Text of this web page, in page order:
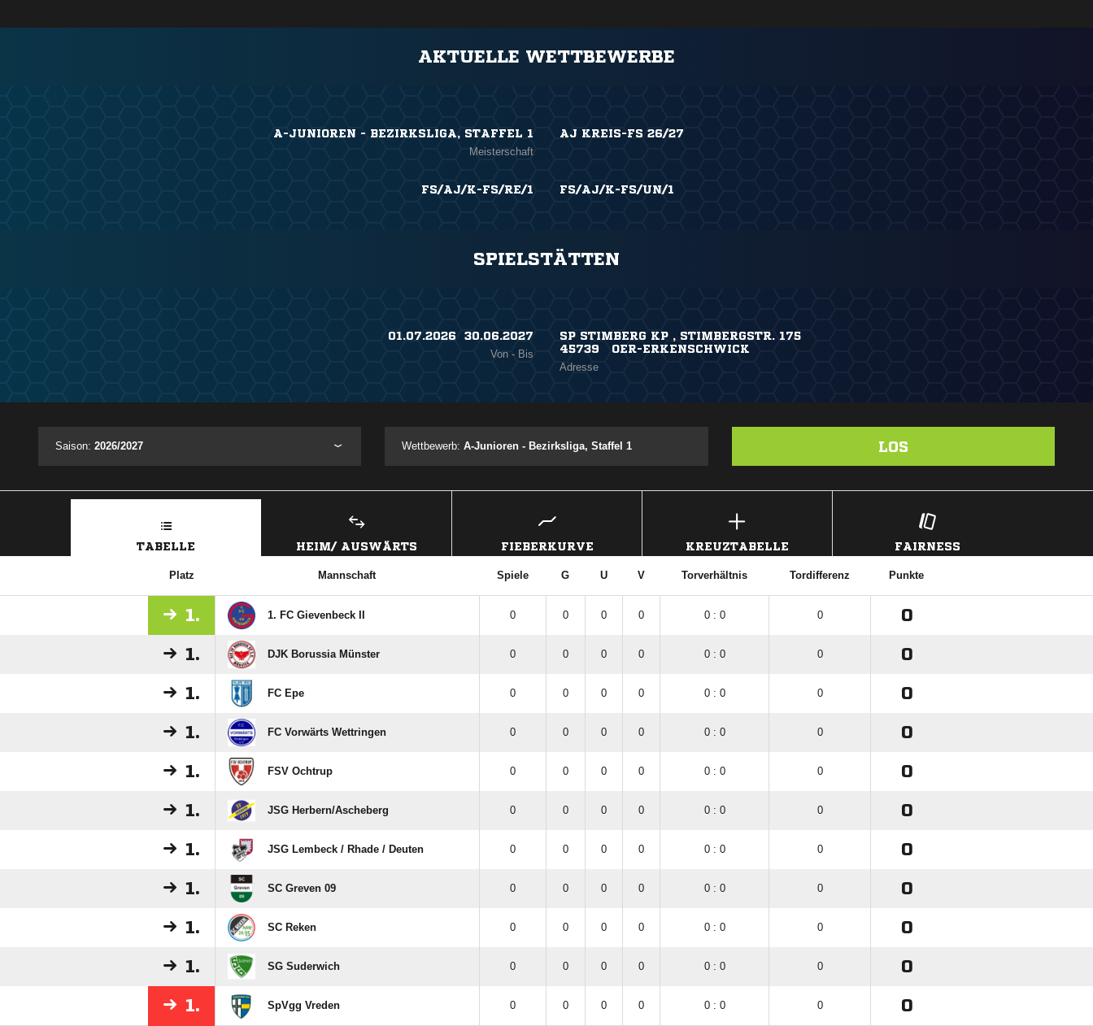
AKTUELLE WETTBEWERBE
A-JUNIOREN - BEZIRKSLIGA, STAFFEL 1
Meisterschaft
AJ KREIS-FS 26/27
FS/AJ/K-FS/RE/1 FS/AJ/K-FS/UN/1
SPIELSTÄTTEN
01.07.2026 ​ 30.06.2027
Von - Bis
SP STIMBERG KP , STIMBERGSTR. 175
45739 OER-ERKENSCHWICK
Adresse
Saison: 2026/2027 Wettbewerb:A-Junioren - Bezirksliga, Staffel 1 LOS
TABELLE HEIM/ AUSWÄRTS FIEBERKURVE KREUZTABELLE FAIRNESS
Platz Mannschaft Spiele G U V Torverhältnis Tordifferenz Punkte
1. 1. FC Gievenbeck II 0 0 0 0 0 : 0 0 0
1. DJK Borussia Münster 0 0 0 0 0 : 0 0 0
1. FC Epe 0 0 0 0 0 : 0 0 0
1. FC Vorwärts Wettringen 0 0 0 0 0 : 0 0 0
1. FSV Ochtrup 0 0 0 0 0 : 0 0 0
1. JSG Herbern/​Ascheberg 0 0 0 0 0 : 0 0 0
1. JSG Lembeck /​ Rhade /​ Deuten 0 0 0 0 0 : 0 0 0
1. SC Greven 09 0 0 0 0 0 : 0 0 0
1. SC Reken 0 0 0 0 0 : 0 0 0
1. SG Suderwich 0 0 0 0 0 : 0 0 0
1. SpVgg Vreden 0 0 0 0 0 : 0 0 0